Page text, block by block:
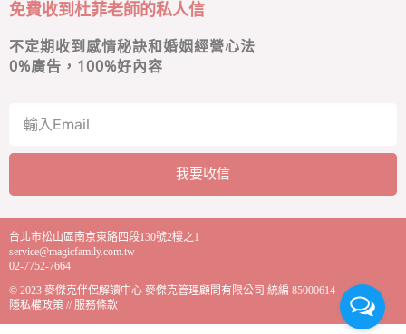
免費收到杜菲老師的私人信
不定期收到感情秘訣和婚姻經營心法
0%廣告，100%好內容
我要收信
l
t
e
n
a
© 2023 麥傑克伴侶解讀中心 麥傑克管理顧問有限公司 統編 85000614
隱私權政策 // 服務條款
台北市松山區南京東路四段130號2樓之1
service@magicfamily.com.tw
02-7752-7664